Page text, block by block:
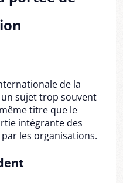
de la
sujet trop souvent
titre que le
intégrante des
les organisations.